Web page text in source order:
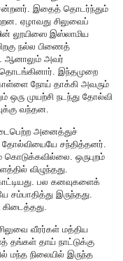
இதைத் தொடர்ந்தும்
ஏழாவது சிலுவைப்
லூயிஸை இஸ்லாமிய
நல்ல பிணைத்
ஆனாலும் அவர்
இந்தமுறை
நோய் தாக்கி அவரும்
முயற்சி நடந்து தோல்வி
வந்தன.
அனைத்துச்
தோல்வியையே சந்தித்தனர்.
கொடுக்கவில்லை. ஒருபுறம்
விழுந்தது.
பல கனவுகளைக்
இருந்தது.
வீரர்கள் மத்திய
தங்கள் தாய் நாட்டுக்கு
மந்த நிலையில் இருந்த